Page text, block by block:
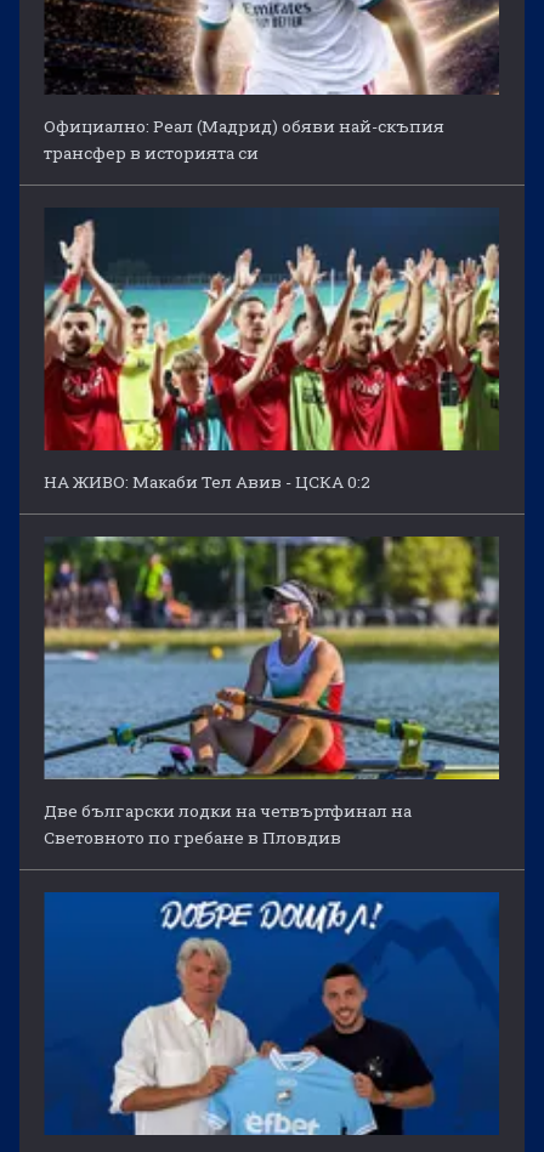
Официално: Реал (Мадрид) обяви най-скъпия
трансфер в историята си
НА ЖИВО: Макаби Тел Авив - ЦСКА 0:2
Две български лодки на четвъртфинал на
Световното по гребане в Пловдив